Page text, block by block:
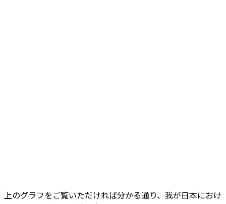
上のグラフをご覧いただければ分かる通り、我が日本におけ